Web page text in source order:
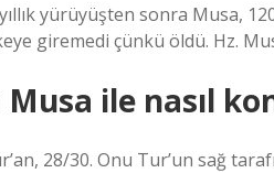
yürüyüşten sonra Musa,
giremedi çünkü öldü. Hz.
ile nasıl
28/30. Onu Tur’un sağ